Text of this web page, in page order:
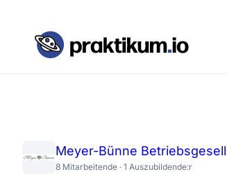
Meyer-Bünne
8 Mitarbeitende · 1 Auszubildende:r